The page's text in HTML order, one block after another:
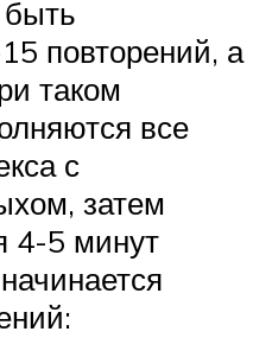
повторений, а
таком
все
с
затем
4-5 минут